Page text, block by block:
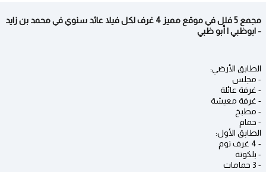
مجمع 5 فلل في موقع مميز 4 غرف لكل فيلا عائد سنوي في محمد بن زايد
- ابوظبي | أبو ظبي
الطابق الأرضي:
- مجلس
- غرفة عائلة
- غرفة معيشة
- مطبخ
- حمام
الطابق الأول:
- 4 غرف نوم
- بلكونة
- 3 حمامات